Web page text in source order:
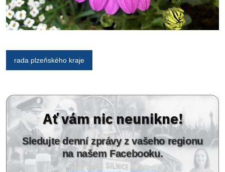
rada plzeňského kraje
Ať vám nic neunikne!
Sledujte denní zprávy z vašeho regionu
na našem Facebooku.